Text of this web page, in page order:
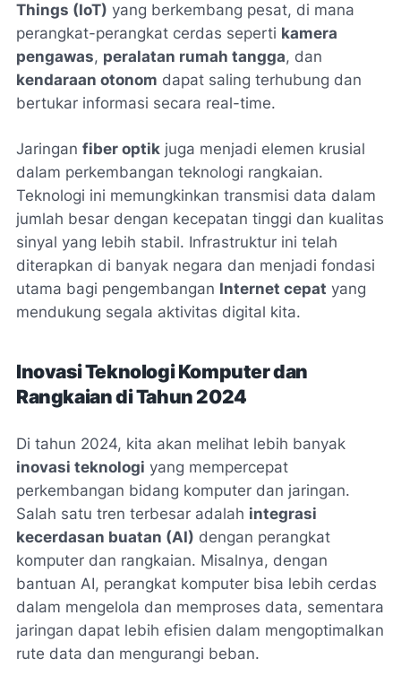
Things (IoT) yang berkembang pesat, di mana
perangkat-perangkat cerdas seperti kamera
pengawas, peralatan rumah tangga, dan
kendaraan otonom dapat saling terhubung dan
bertukar informasi secara real-time.
Jaringan fiber optik juga menjadi elemen krusial
dalam perkembangan teknologi rangkaian.
Teknologi ini memungkinkan transmisi data dalam
jumlah besar dengan kecepatan tinggi dan kualitas
sinyal yang lebih stabil. Infrastruktur ini telah
diterapkan di banyak negara dan menjadi fondasi
utama bagi pengembangan Internet cepat yang
mendukung segala aktivitas digital kita.
Inovasi Teknologi Komputer dan
Rangkaian di Tahun 2024
Di tahun 2024, kita akan melihat lebih banyak
inovasi teknologi yang mempercepat
perkembangan bidang komputer dan jaringan.
Salah satu tren terbesar adalah integrasi
kecerdasan buatan (AI) dengan perangkat
komputer dan rangkaian. Misalnya, dengan
bantuan AI, perangkat komputer bisa lebih cerdas
dalam mengelola dan memproses data, sementara
jaringan dapat lebih efisien dalam mengoptimalkan
rute data dan mengurangi beban.